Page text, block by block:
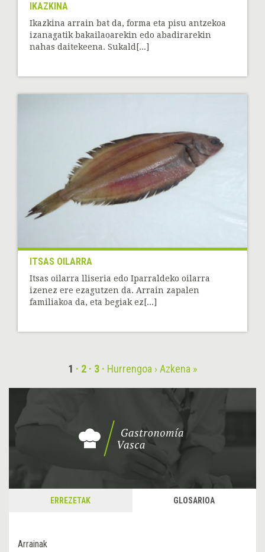
IKAZKINA
Ikazkina arrain bat da, forma eta pisu antzekoa
izanagatik bakailaoarekin edo abadirarekin
nahas daitekeena. Sukald[...]
ITSAS OILARRA
Itsas oilarra lliseria edo Iparraldeko oilarra
izenez ere ezagutzen da. Arrain zapalen
familiakoa da, eta begiak ez[...]
1 2 3 Hurrengoa › Azkena »
ERREZETAK GLOSARIOA
Arrainak